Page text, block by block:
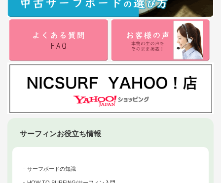
サーフィンお役立ち情報
サーフボードの知識